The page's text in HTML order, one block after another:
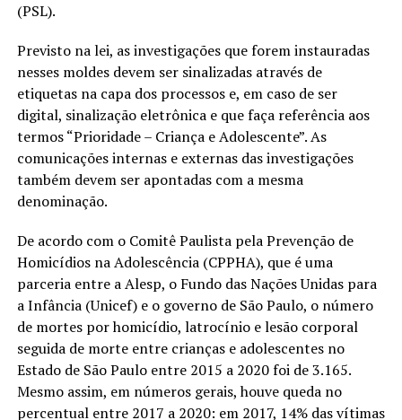
(PSL).
Previsto na lei, as investigações que forem instauradas
nesses moldes devem ser sinalizadas através de
etiquetas na capa dos processos e, em caso de ser
digital, sinalização eletrônica e que faça referência aos
termos “Prioridade – Criança e Adolescente”. As
comunicações internas e externas das investigações
também devem ser apontadas com a mesma
denominação.
De acordo com o Comitê Paulista pela Prevenção de
Homicídios na Adolescência (CPPHA), que é uma
parceria entre a Alesp, o Fundo das Nações Unidas para
a Infância (Unicef) e o governo de São Paulo, o número
de mortes por homicídio, latrocínio e lesão corporal
seguida de morte entre crianças e adolescentes no
Estado de São Paulo entre 2015 a 2020 foi de 3.165.
Mesmo assim, em números gerais, houve queda no
percentual entre 2017 a 2020: em 2017, 14% das vítimas